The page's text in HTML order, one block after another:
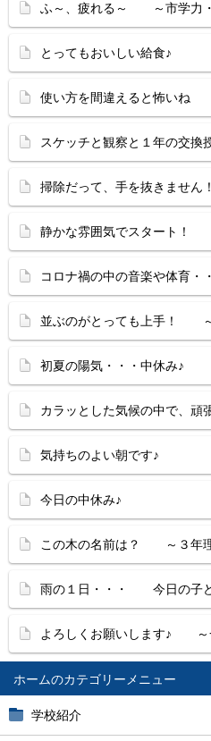
ホーム
学校紹介
ふ～、疲れる～ ～市学力・
とってもおいしい給食♪
使い方を間違えると怖いね
スケッチと観察と１年の交換
掃除だって、手を抜きません！
静かな雰囲気でスタート！
コロナ禍の中の音楽や体育・
並ぶのがとっても上手！
初夏の陽気・・・中休み♪
カラッとした気候の中で、頑
気持ちのよい朝です♪
今日の中休み♪
この木の名前は？ ～３年
雨の１日・・・ 今日の子
よろしくお願いします♪ ～